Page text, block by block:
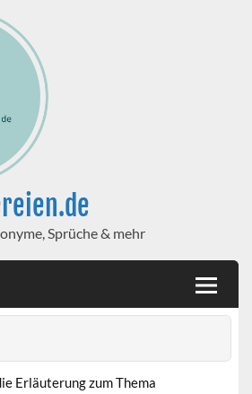
Sprüche & mehr
Erläuterung zum Thema